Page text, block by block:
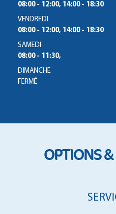
08:00 - 12:00, 14:00 - 18:30
VENDREDI
08:00 - 12:00, 14:00 - 18:30
SAMEDI
08:00 - 11:30,
DIMANCHE
FERMÉ
OPTIONS